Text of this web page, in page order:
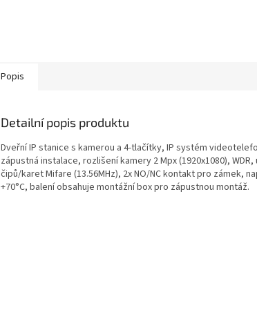
Popis
Detailní popis produktu
Dveřní IP stanice s kamerou a 4-tlačítky, IP systém
zápustná instalace, rozlišení kamery 2 Mpx (1920x1080),
čipů/karet Mifare (13.56MHz), 2x NO/NC kontakt pro zámek,
+70°C, balení obsahuje montážní box pro zápustnou montáž.